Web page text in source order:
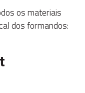
os materiais
dos formandos: